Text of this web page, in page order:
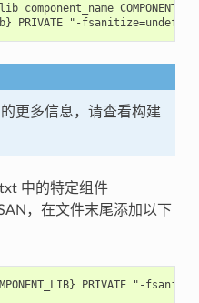
的更多信息，请查看构建
中的特定组件
，在文件末尾添加以下